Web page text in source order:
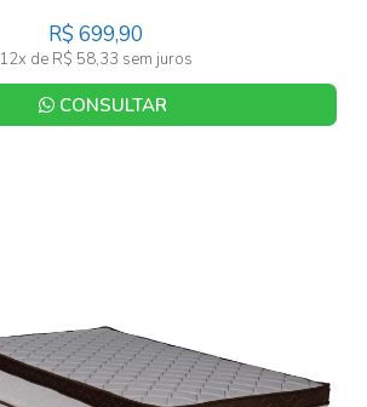
R$ 699,90
12x de R$ 58,33 sem juros
CONSULTAR